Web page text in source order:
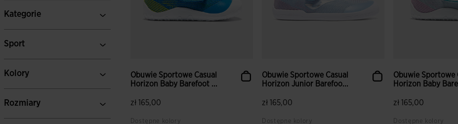
Kategorie
Sport
Kolory
Rozmiary
Obuwie Sportowe Casual
Horizon Baby Barefoot ...
zł 165,00
Dostępne kolory
Obuwie Sportowe Casual
Horizon Junior Barefoo...
zł 165,00
Dostępne kolory
Obuwie Sportowe
Horizon Baby
zł 165,00
Dostępne kolory